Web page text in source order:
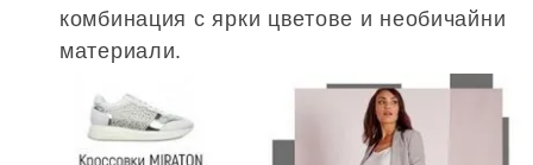
комбинация с ярки цветове и необичайни
материали.